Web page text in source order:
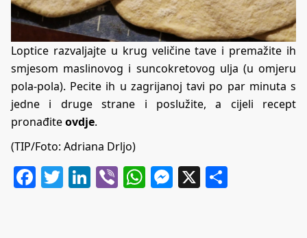
Loptice razvaljajte u krug veličine tave i premažite ih
smjesom maslinovog i suncokretovog ulja (u omjeru
pola-pola). Pecite ih u zagrijanoj tavi po par minuta s
jedne i druge strane i poslužite, a cijeli recept
pronađiteovdje.
(TIP/Foto: Adriana Drljo)
Facebook
Twitter
LinkedIn
ViberWhatsApp
Messenger
X